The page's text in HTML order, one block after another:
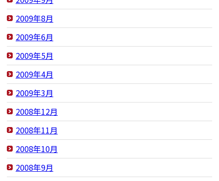
2009年8月
2009年6月
2009年5月
2009年4月
2009年3月
2008年12月
2008年11月
2008年10月
2008年9月